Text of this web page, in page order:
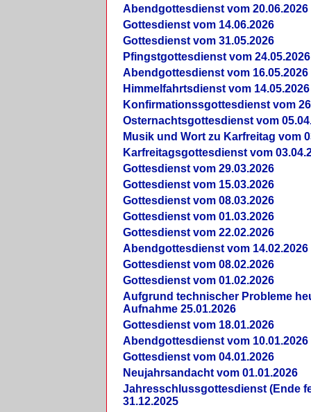
Abendgottesdienst vom 20.06.2026
Gottesdienst vom 14.06.2026
Gottesdienst vom 31.05.2026
Pfingstgottesdienst vom 24.05.2026
Abendgottesdienst vom 16.05.2026
Himmelfahrtsdienst vom 14.05.2026
Konfirmationssgottesdienst vom
Osternachtsgottesdienst vom
Musik und Wort zu Karfreitag vom
Karfreitagsgottesdienst vom
Gottesdienst vom 29.03.2026
Gottesdienst vom 15.03.2026
Gottesdienst vom 08.03.2026
Gottesdienst vom 01.03.2026
Gottesdienst vom 22.02.2026
Abendgottesdienst vom 14.02.2026
Gottesdienst vom 08.02.2026
Gottesdienst vom 01.02.2026
Aufgrund technischer Probleme
Aufnahme 25.01.2026
Gottesdienst vom 18.01.2026
Abendgottesdienst vom 10.01.2026
Gottesdienst vom 04.01.2026
Neujahrsandacht vom 01.01.2026
Jahresschlussgottesdienst (Ende
31.12.2025